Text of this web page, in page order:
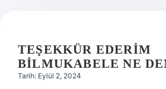
TEŞEKKÜR EDERIM
BILMUKABELE NE
Tarih: Eylül 2, 2024